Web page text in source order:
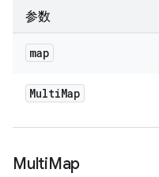
参数
map
MultiMap
MultiMap